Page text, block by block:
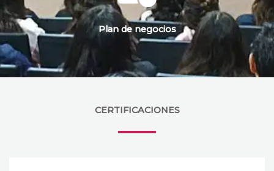
Plan de negocios
CERTIFICACIONES